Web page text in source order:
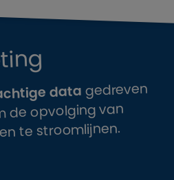
datagedreven
de opvolging van
te stroomlijnen.